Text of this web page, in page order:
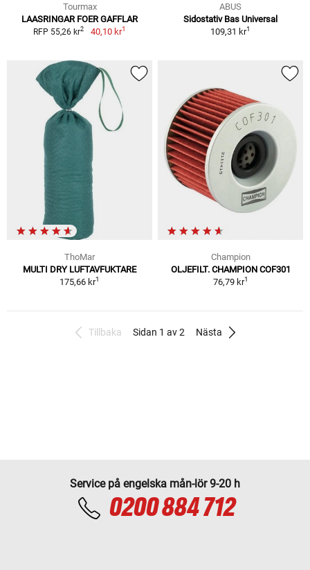
Tourmax
LAASRINGAR FOER GAFFLAR
RFP 55,26 kr2 40,10 kr1
ABUS
Sidostativ Bas Universal
109,31 kr1
ThoMar
MULTI DRY LUFTAVFUKTARE
175,66 kr1
Champion
OLJEFILT. CHAMPION COF301
76,79 kr1
Tillbaka Sidan 1 av 2 Nästa
Service på engelska mån-lör 9-20 h
0200 884 712